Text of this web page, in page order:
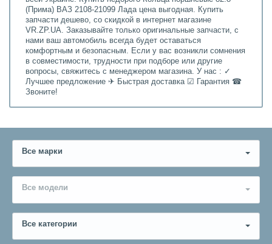
(Прима) ВАЗ 2108-21099 Лада цена выгодная. Купить
запчасти дешево, со скидкой в интернет магазине
VR.ZP.UA. Заказывайте только оригинальные запчасти, с
нами ваш автомобиль всегда будет оставаться
комфортным и безопасным. Если у вас возникли сомнения
в совместимости, трудности при подборе или другие
вопросы, свяжитесь с менеджером магазина. У нас : ✓
Лучшее предложение ✈ Быстрая доставка ☑ Гарантия ☎
Звоните!
Все марки
Все модели
Все категории